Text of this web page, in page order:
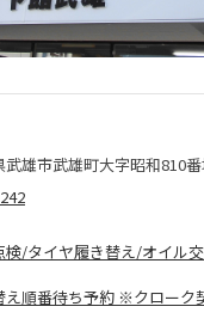
雄市武雄町大字昭和810
検/タイヤ履き替え/オイル
え順番待ち予約 ※クローク